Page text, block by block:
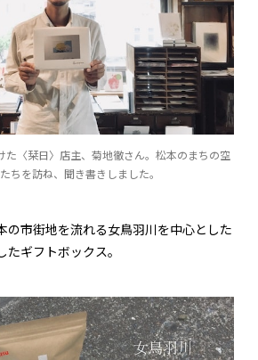
た〈栞日〉店主、菊地徹さん。松本のまちの空
ちを訪ね、聞き書きしました。
の市街地を流れる女鳥羽川を中心とした
ギフトボックス。